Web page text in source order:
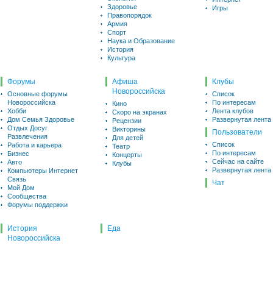
Здоровье
Правопорядок
Армия
Спорт
Наука и Образование
История
Культура
Игры
Форумы
Основные форумы
Новороссийска
Хобби
Дом Семья Здоровье
Отдых Досуг
Развлечения
Работа и карьера
Бизнес
Авто
Компьютеры Интернет
Связь
Мой Дом
Сообщества
Форумы поддержки
Афиша
Новороссийска
Кино
Скоро на экранах
Рецензии
Викторины
Для детей
Театр
Концерты
Клубы
Клубы
Список
По интересам
Лента клубов
Развернутая лента
Пользователи
Список
По интересам
Сейчас на сайте
Развернутая лента
Чат
История
Новороссийска
Еда